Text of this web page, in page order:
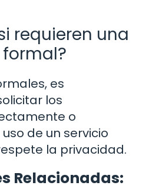
requieren una
es
los
o
de un servicio
la privacidad.
Relacionadas: